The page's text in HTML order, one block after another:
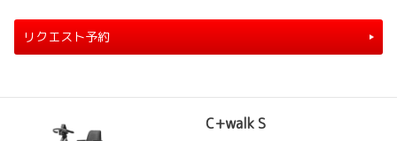
リクエスト予約
C+walk S